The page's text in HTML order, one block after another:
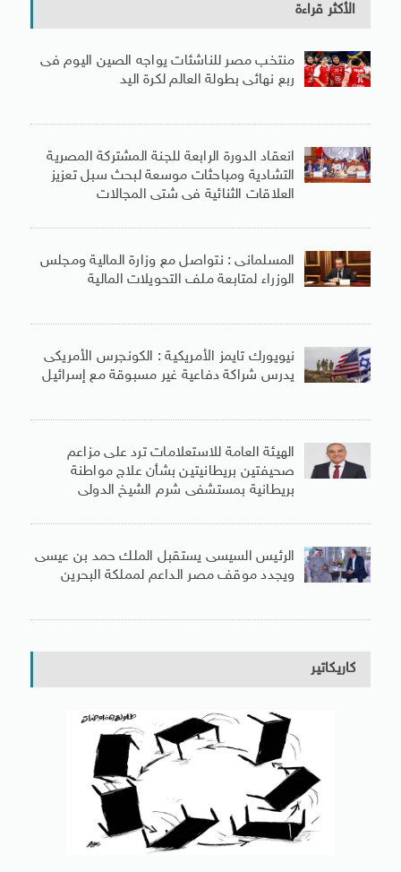
الأكثر قراءة
منتخب مصر للناشئات يواجه الصين اليوم فى
ربع نهائى بطولة العالم لكرة اليد
انعقاد الدورة الرابعة للجنة المشتركة المصرية
التشادية ومباحثات موسعة لبحث سبل تعزيز
العلاقات الثنائية فى شتى المجالات
المسلمانى : نتواصل مع وزارة المالية ومجلس
الوزراء لمتابعة ملف التحويلات المالية
نيويورك تايمز الأمريكية : الكونجرس الأمريكى
يدرس شراكة دفاعية غير مسبوقة مع إسرائيل
الهيئة العامة للاستعلامات ترد على مزاعم
صحيفتين بريطانيتين بشأن علاج مواطنة
بريطانية بمستشفى شرم الشيخ الدولى
الرئيس السيسى يستقبل الملك حمد بن عيسى
ويجدد موقف مصر الداعم لمملكة البحرين
كاريكاتير